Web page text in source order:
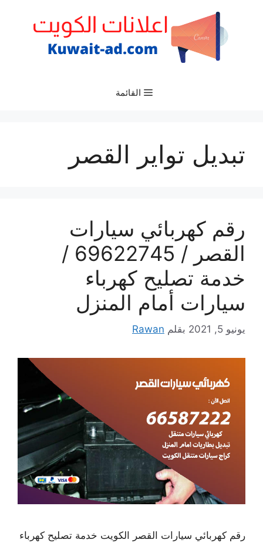
القائمة
تبديل تواير القصر
رقم كهربائي سيارات
القصر / 69622745 /
خدمة تصليح كهرباء
سيارات أمام المنزل
يونيو 5, 2021 بقلم Rawan
رقم كهربائي سيارات القصر الكويت خدمة تصليح كهرباء